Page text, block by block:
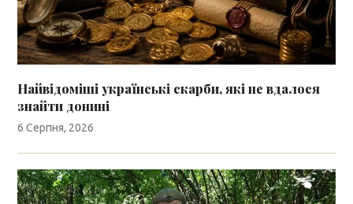
Найвідоміші українські скарби, які не вдалося
знайти донині
6 Серпня, 2026